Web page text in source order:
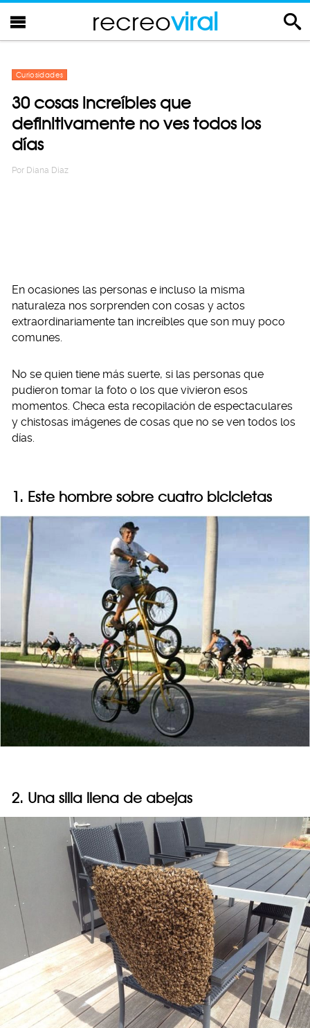
recreoviral
Curiosidades
30 cosas increíbles que
definitivamente no ves todos los
días
Por Diana Diaz
En ocasiones las personas e incluso la misma
naturaleza nos sorprenden con cosas y actos
extraordinariamente tan increíbles que son muy poco
comunes.
No se quien tiene más suerte, si las personas que
pudieron tomar la foto o los que vivieron esos
momentos. Checa esta recopilación de espectaculares
y chistosas imágenes de cosas que no se ven todos los
días.
1. Este hombre sobre cuatro bicicletas
2. Una silla llena de abejas